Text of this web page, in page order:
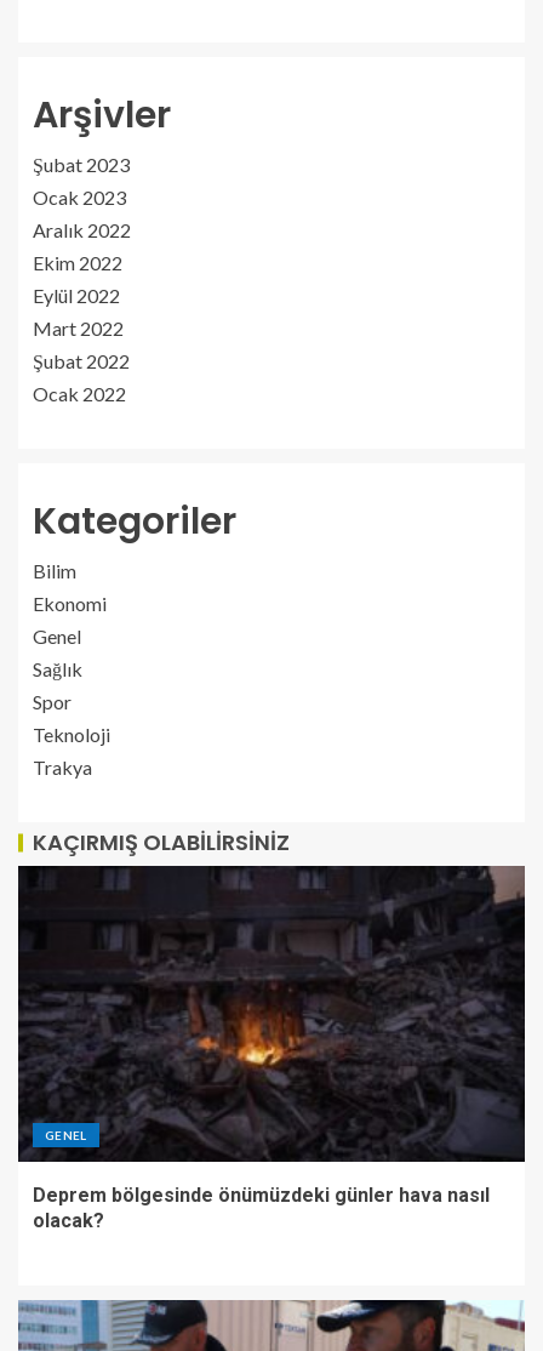
Arşivler
Şubat 2023
Ocak 2023
Aralık 2022
Ekim 2022
Eylül 2022
Mart 2022
Şubat 2022
Ocak 2022
Kategoriler
Bilim
Ekonomi
Genel
Sağlık
Spor
Teknoloji
Trakya
KAÇIRMIŞ OLABILIRSINIZ
GENEL
Deprem bölgesinde önümüzdeki günler hava nasıl
olacak?